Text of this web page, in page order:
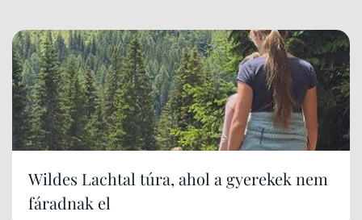
Wildes Lachtal túra, ahol a gyerekek nem
fáradnak el